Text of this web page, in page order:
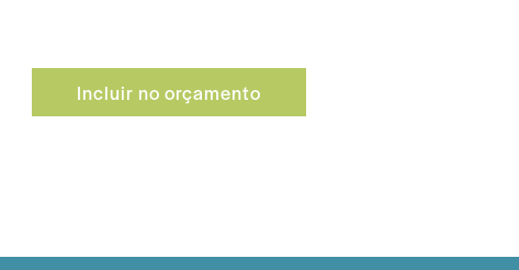
Incluir no orçamento